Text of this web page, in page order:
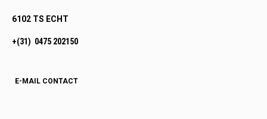
6102 TS ECHT
+(31) 0475 202150
E-MAIL CONTACT